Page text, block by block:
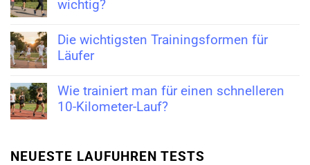
wichtig?
Die wichtigsten Trainingsformen für
Läufer
Wie trainiert man für einen schnelleren
10-Kilometer-Lauf?
NEUESTE LAUFUHREN TESTS